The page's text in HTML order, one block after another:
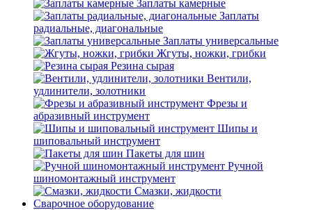
Заплаты камерные
Заплаты
радиальные, диагональные
Заплаты универсальные
Жгуты, ножки, грибки
Резина сырая
Вентили,
удлинители, золотники
Фрезы и
абразивный инструмент
Шипы и
шиповальный инструмент
Пакеты для шин
Ручной
шиномонтажный инструмент
Смазки, жидкости
Сварочное оборудование